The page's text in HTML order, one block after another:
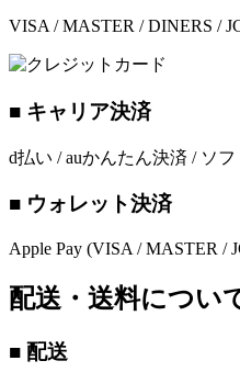
VISA / MASTER / DINERS /
■ キャリア決済
d払い / auかんたん決済 / ソ
■ ウォレット決済
Apple Pay (VISA / MASTER /
配送・送料につい
■ 配送